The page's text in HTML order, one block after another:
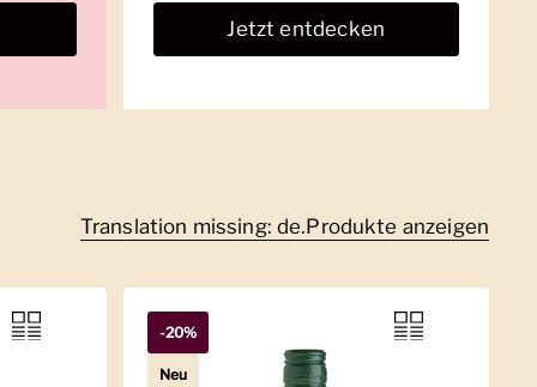
Jetzt entdecken
Translation missing: de.Produkte anzeigen
-20%
Neu